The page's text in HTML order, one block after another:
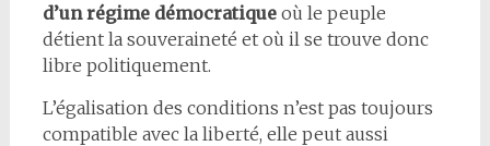
d’un régime démocratiqueoù le peuple
détient la souveraineté et où il se trouve donc
libre politiquement.
L’égalisation des conditions n’est pas toujours
compatible avec la liberté, elle peut aussi